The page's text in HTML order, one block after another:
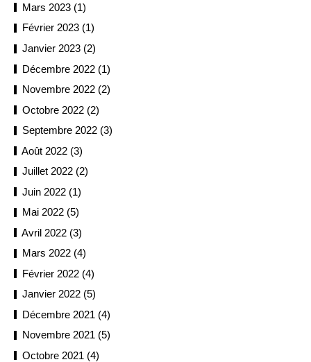
Mars 2023 (1)
Février 2023 (1)
Janvier 2023 (2)
Décembre 2022 (1)
Novembre 2022 (2)
Octobre 2022 (2)
Septembre 2022 (3)
Août 2022 (3)
Juillet 2022 (2)
Juin 2022 (1)
Mai 2022 (5)
Avril 2022 (3)
Mars 2022 (4)
Février 2022 (4)
Janvier 2022 (5)
Décembre 2021 (4)
Novembre 2021 (5)
Octobre 2021 (4)